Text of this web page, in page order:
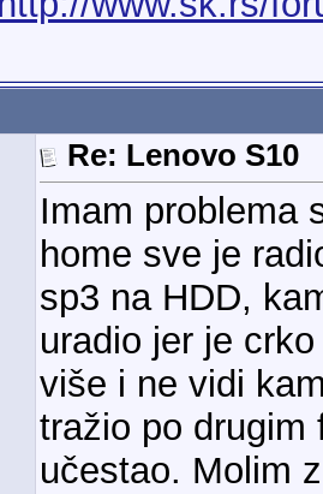
Re: Lenovo S10
Imam problema
home sve je
sp3 na HDD,
uradio jer je
više i ne vidi
tražio po drugim
učestao. Molim